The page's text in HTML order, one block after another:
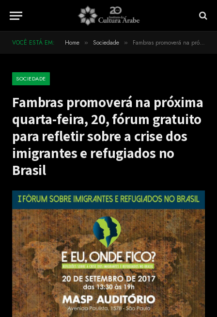
VOCÊ ESTÁ EM: Home » Sociedade » Fambras promoverá na próxima quarta-feira, 20, fórum gratuito para refletir sobre a crise dos imigrantes e refugiados no Brasil
SOCIEDADE
Fambras promoverá na próxima
quarta-feira, 20, fórum gratuito
para refletir sobre a crise dos
imigrantes e refugiados no
Brasil